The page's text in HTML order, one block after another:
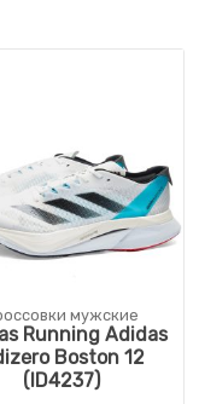
мужские
Running Adidas
Boston 12
(ID4237)